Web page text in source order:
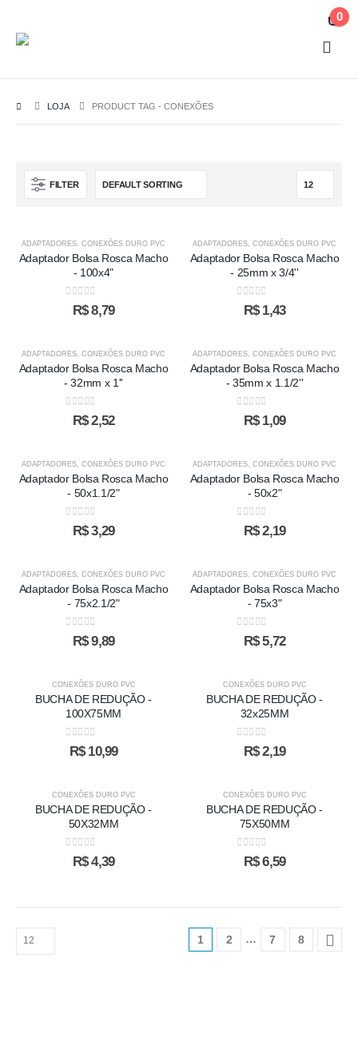
0
LOJA PRODUCT TAG -CONEXÕES
FILTER
ADAPTADORES, CONEXÕES DURO PVC
Adaptador Bolsa Rosca Macho
- 100x4"
out of 5
R$8,79
ADAPTADORES, CONEXÕES DURO PVC
Adaptador Bolsa Rosca Macho
- 25mm x 3/4''
out of 5
R$1,43
ADAPTADORES, CONEXÕES DURO PVC
Adaptador Bolsa Rosca Macho
- 32mm x 1''
out of 5
R$2,52
ADAPTADORES, CONEXÕES DURO PVC
Adaptador Bolsa Rosca Macho
- 35mm x 1.1/2''
out of 5
R$1,09
ADAPTADORES, CONEXÕES DURO PVC
Adaptador Bolsa Rosca Macho
- 50x1.1/2"
out of 5
R$3,29
ADAPTADORES, CONEXÕES DURO PVC
Adaptador Bolsa Rosca Macho
- 50x2"
out of 5
R$2,19
ADAPTADORES, CONEXÕES DURO PVC
Adaptador Bolsa Rosca Macho
- 75x2.1/2"
out of 5
R$9,89
ADAPTADORES, CONEXÕES DURO PVC
Adaptador Bolsa Rosca Macho
- 75x3"
out of 5
R$5,72
CONEXÕES DURO PVC
BUCHA DE REDUÇÃO -
100X75MM
0out of 5
R$10,99
CONEXÕES DURO PVC
BUCHA DE REDUÇÃO -
32x25MM
out of 5
R$2,19
CONEXÕES DURO PVC
BUCHA DE REDUÇÃO -
50X32MM
out of 5
R$4,39
CONEXÕES DURO PVC
BUCHA DE REDUÇÃO -
75X50MM
out of 5
R$6,59
1 2 … 7 8